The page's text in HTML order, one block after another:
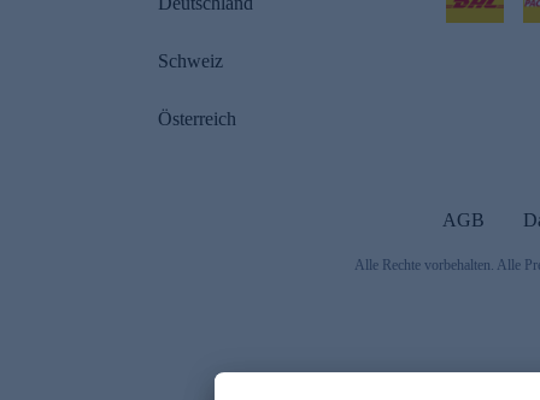
Schweiz
Österreich
AGB
Alle Rechte vorbehalten. Alle